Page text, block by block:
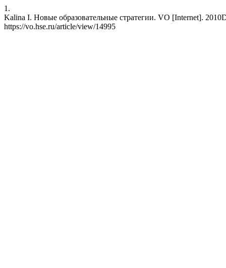
1.
Kalina I. Новые образовательные стратегии. VO [Internet].
https://vo.hse.ru/article/view/14995